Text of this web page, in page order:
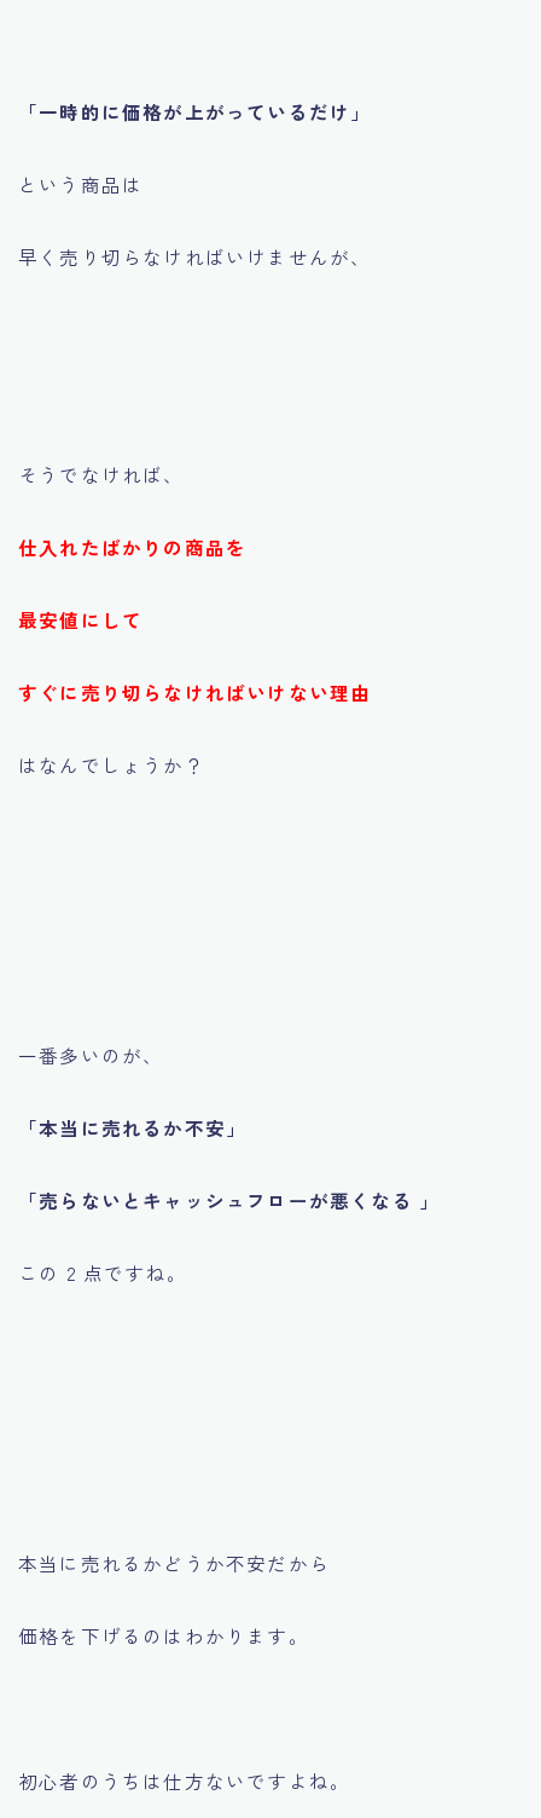
「一時的に価格が上がっているだけ」
という商品は
早く売り切らなければいけませんが、
そうでなければ、
仕入れたばかりの商品を
最安値にして
すぐに売り切らなければいけない理由
はなんでしょうか？
一番多いのが、
「本当に売れるか不安」
「売らないとキャッシュフローが悪くなる 」
この 2 点ですね。
本当に売れるかどうか不安だから
価格を下げるのはわかります。
初心者のうちは仕方ないですよね。